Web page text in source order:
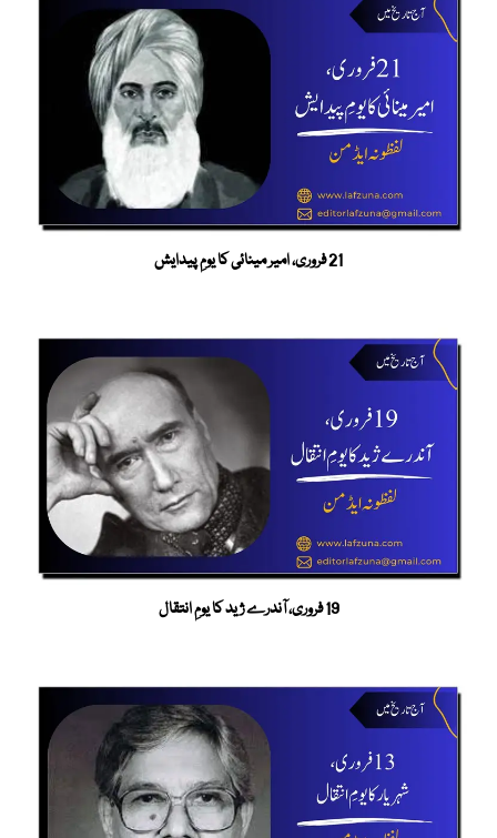
21 فروری، امیر مینائی کا یومِ پیدایش
19 فروری، آندرے ژید کا یومِ انتقال